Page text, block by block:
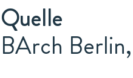
Quelle
BArch